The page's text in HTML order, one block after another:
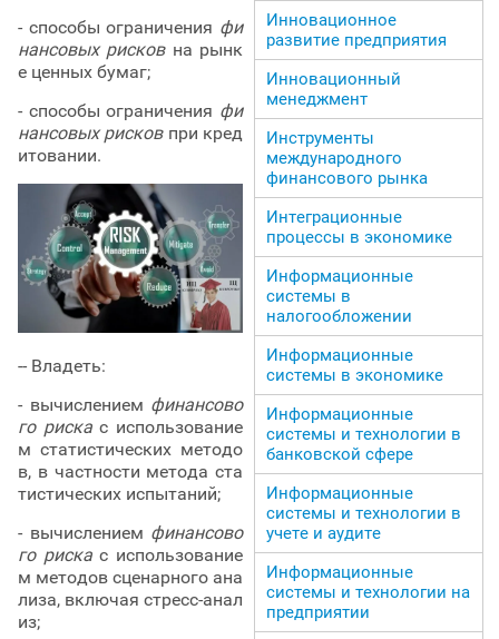
- способы ограничения фи
нансовых рисковна рынк
е ценных бумаг;
- способы ограничения фи
нансовых рисковпри кред
итовании.
-- Владеть:
- вычислением финансово
го рискас использование
м статистических методо
в, в частности метода ста
тистических испытаний;
- вычислением финансово
го рискас использование
м методов сценарного ана
лиза, включая стресс-анал
из;
Инновационное
развитие предприятия
Инновационный
менеджмент
Инструменты
международного
финансового рынка
Интеграционные
процессы в экономике
Информационные
системы в
налогообложении
Информационные
системы в экономике
Информационные
системы и технологии в
банковской сфере
Информационные
системы и технологии в
учете и аудите
Информационные
системы и технологии на
предприятии